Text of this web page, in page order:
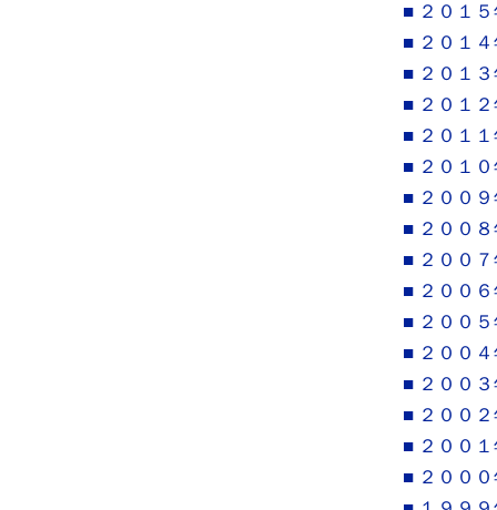
■ ２０１
■ ２０１
■ ２０１
■ ２０１
■ ２０１
■ ２０１
■ ２００
■ ２００
■ ２００
■ ２００
■ ２００
■ ２００
■ ２００
■ ２００
■ ２００
■ ２００